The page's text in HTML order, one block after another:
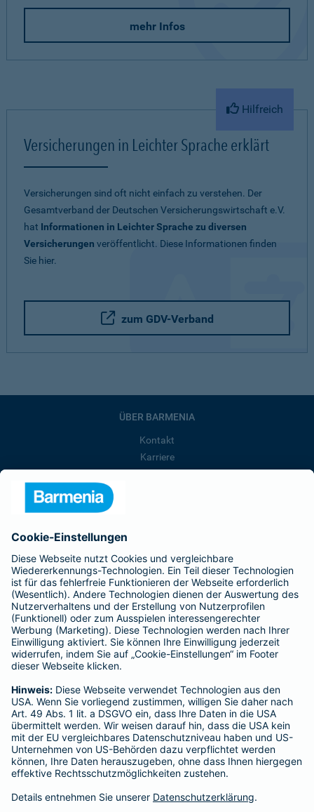
mehr Infos
Hilfreich
Versicherungen in Leichter Sprache erklärt
Versicherungen sind oft nicht einfach zu verstehen. Der
Gesamtverband der Deutschen Versicherungswirtschaft e.V.
hat Informationen in Leichter Sprache zu diversen
Versicherungen veröffentlicht. Diese Informationen finden
Sie hier.
zum GDV-Verband
ÜBER BARMENIA
Kontakt
Karriere
Barmenia ist Teil der BarmeniaGothaer
BELIEBTE SEITEN
Kranken-Zusatzversicherung
Tierversicherungen
Haftpflichtversicherung
Hausratversicherung
Adresse ändern
Schaden melden
Kilometerstandsmeldung
Serviceübersicht